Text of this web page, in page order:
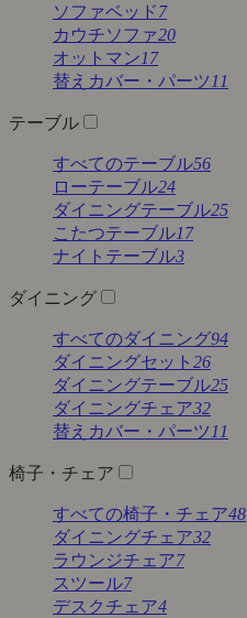
ソファベッド7
カウチソファ20
オットマン17
替えカバー・パーツ 11
テーブル
すべてのテーブル56
ローテーブル24
ダイニングテーブル25
こたつテーブル17
ナイトテーブル3
ダイニング
すべてのダイニング94
ダイニングセット 26
ダイニングテーブル25
ダイニングチェア32
替えカバー・パーツ 11
椅子・チェア
すべての椅子・チェア48
ダイニングチェア32
ラウンジチェア7
スツール7
デスクチェア4